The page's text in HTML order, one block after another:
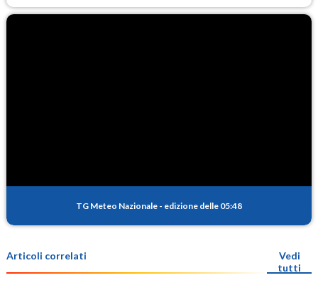
TG Meteo Nazionale - edizione delle 05:48
Articoli correlati
Vedi
tutti